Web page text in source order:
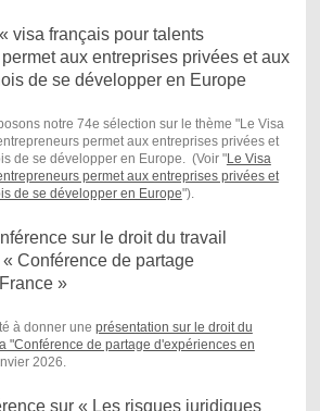
visa français pour talents
aux entreprises privées et aux
de se développer en Europe
notre 74e sélection sur le thème "Le Visa
permet aux entreprises privées et
de se développer en Europe. (Voir "Le Visa
permet aux entreprises privées et
de se développer en Europe") .
sur le droit du travail
Conférence de partage
»
à donner une présentation sur le droit du
"Conférence de partage d'expériences en
2026.
sur « Les risques juridiques